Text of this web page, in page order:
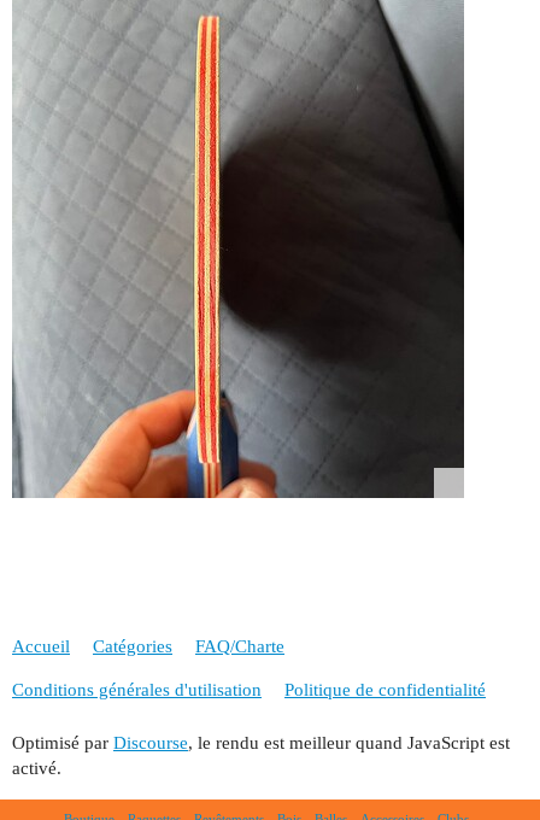
Accueil Catégories FAQ/Charte
Conditions générales d'utilisation Politique de confidentialité
Optimisé par Discourse, le rendu est meilleur quand JavaScript est
activé.